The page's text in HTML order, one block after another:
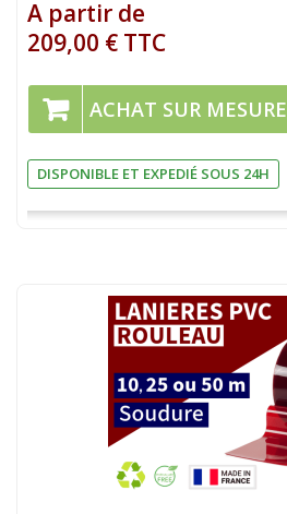
A partir de
209,00 € TTC
ACHAT SUR MESURE
DISPONIBLE ET EXPEDIÉ SOUS 24H